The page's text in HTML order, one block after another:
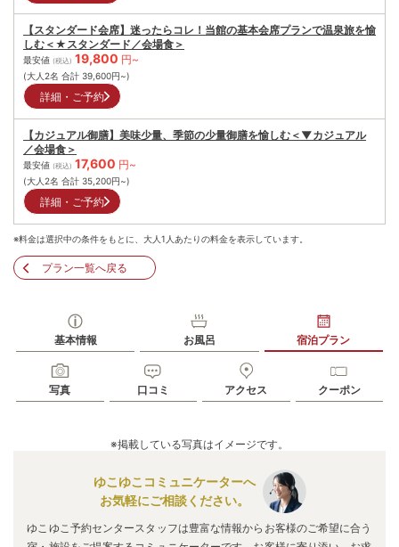
【スタンダード会席】迷ったらコレ！当館の基本会席プランで温泉旅を愉
しむ＜★スタンダード／会場食＞
最安値 (税込) 19,800 円~
(大人2名 合計 39,600円~)
詳細・ご予約
【カジュアル御膳】美味少量、季節の少量御膳を愉しむ＜▼カジュアル
／会場食＞
最安値 (税込) 17,600 円~
(大人2名 合計 35,200円~)
詳細・ご予約
※料金は選択中の条件をもとに、大人1人あたりの料金を表示しています。
プラン一覧へ戻る
基本情報 お風呂 宿泊プラン
写真 口コミ アクセス クーポン
※掲載している写真はイメージです。
ゆこゆこコミュニケーターへ
お気軽にご相談ください。
ゆこゆこ予約センタースタッフは豊富な情報からお客様のご希望に合う